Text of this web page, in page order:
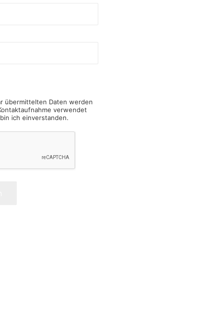
übermittelten Daten werden
verwendet
ich einverstanden.